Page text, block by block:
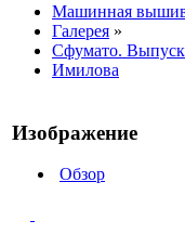
Машинная
Галерея »
Сфумато.
Имилова
Изображение
Обзор